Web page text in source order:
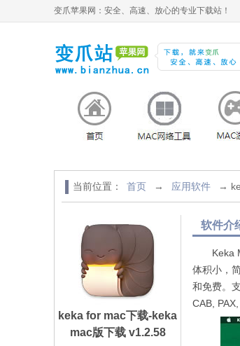
变爪苹果网：安全、高速、放心的专业下载站！
当前位置： 首页 → 应用软件 →
keka for mac下载-keka
mac版下载 v1.2.58
软件介
Keka
体积小，
和免费。
CAB, PAX,